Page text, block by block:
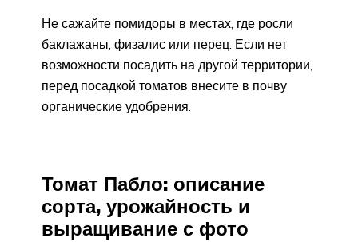
Не сажайте помидоры в местах, где росли
баклажаны, физалис или перец. Если нет
возможности посадить на другой территории,
перед посадкой томатов внесите в почву
органические удобрения.
Томат Пабло: описание
сорта, урожайность и
выращивание с фото